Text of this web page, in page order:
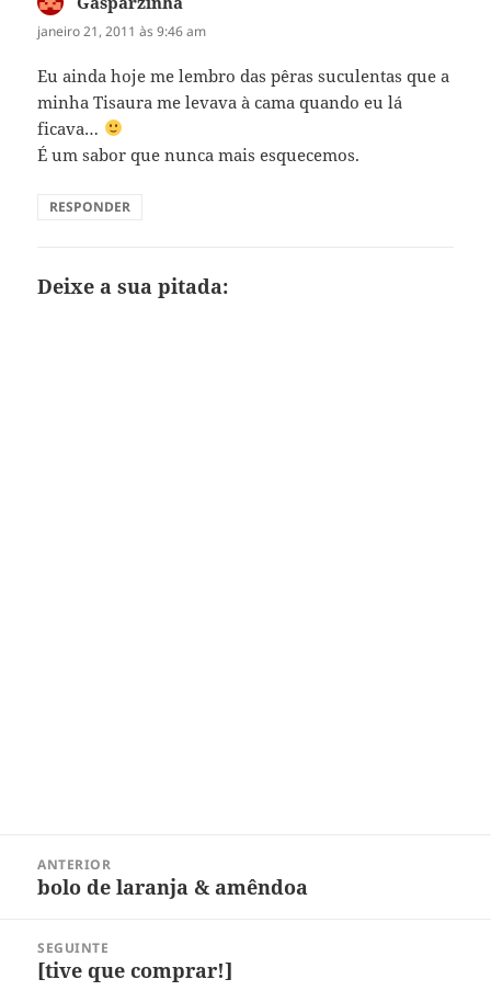
janeiro 21, 2011 às 9:46 am
Eu ainda hoje me lembro das pêras suculentas que a
minha Tisaura me levava à cama quando eu lá
ficava…
É um sabor que nunca mais esquecemos.
RESPONDER
Deixe a sua pitada:
ANTERIOR
Post
bolo de laranja & amêndoa
SEGUINTE
Próximo
[tive que comprar!]